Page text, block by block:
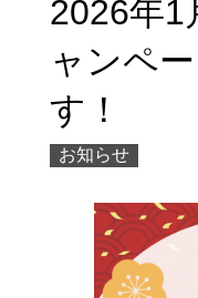
2026年1
ャンペ
す！
お知らせ